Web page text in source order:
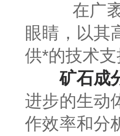
在广袤
眼睛，以其
供*的技术支
矿石成
进步的生动
作效率和分